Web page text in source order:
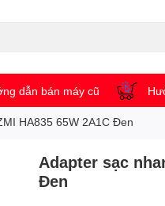
dẫn bán máy cũ
HA835 65W 2A1C Đen
Adapter sạc
Đen